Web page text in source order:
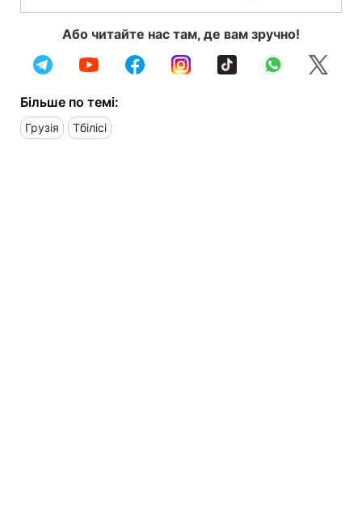
Або читайте нас там, де вам зручно!
Більше по темі:
Грузія Тбілісі